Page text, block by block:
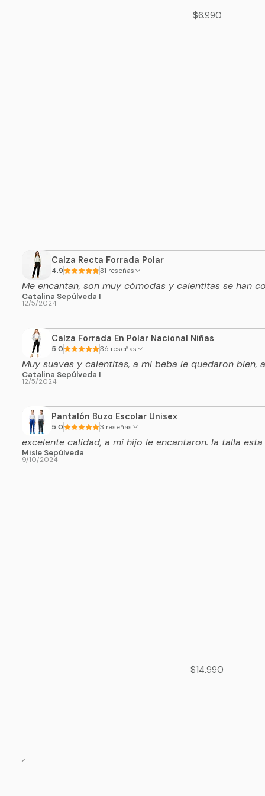
$6.990
Calza Recta Forrada Polar
4.9 31 reseñas
Me encantan, son muy cómodas y calentitas se han
Catalina Sepúlveda I
12/5/2024
Calza Forrada En Polar Nacional Niñas
5.0 36 reseñas
Muy suaves y calentitas, a mi beba le quedaron bien,
Catalina Sepúlveda I
12/5/2024
Pantalón Buzo Escolar Unisex
5.0 3 reseñas
excelente calidad, a mi hijo le encantaron. la talla
Misle Sepúlveda
9/10/2024
$14.990